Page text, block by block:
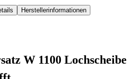
Herstellerinformationen
W 1100 Lochscheibe